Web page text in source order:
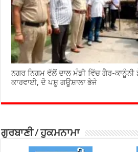
ਨਗਰ ਨਿਗਮ ਵੱਲੋਂ ਦਾਲ ਮੰਡੀ ਵਿੱਚ ਗੈਰ-ਕਾਨੂੰਨੀ
ਕਾਰਵਾਈ, ਦੋ ਪਸ਼ੂ ਗਊਸ਼ਾਲਾ ਭੇਜੇ
ਗੁਰਬਾਣੀ / ਹੁਕਮਨਾਮਾ